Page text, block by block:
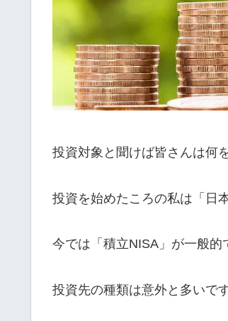
投資対象と聞けば皆さんは何
投資を始めたころの私は「日
今では「積立NISA」が一般的
投資先の種類は意外と多いです